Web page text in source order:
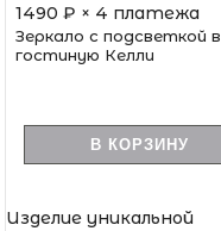
1490 ₽ × 4 платежа
Зеркало с подсветкой в
гостиную Келли
В КОРЗИНУ
Изделие уникальной